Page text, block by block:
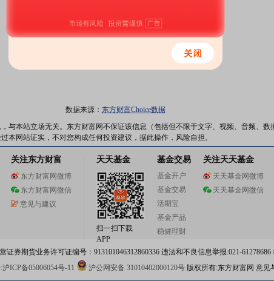
数据来源： 东方财富Choice数据
与本站立场无关。东方财富网不保证该信息（包括但不限于文字、视频、音频、
本网站证实，不对您构成任何投资建议，据此操作，风险自担。
关注东方财富
东方财富网微博
东方财富网微信
意见与建议
天天基金
扫一扫下载
APP
基金交易
基金开户
基金交易
活期宝
基金产品
稳健理财
关注天天基金
天天基金网微博
天天基金网微信
券期货业务许可证编号：913101046312860336 违法和不良信息举报:021-61278686
ICP备05006054号-11 沪公网安备 31010402000120号版权所有:东方财富网 意见